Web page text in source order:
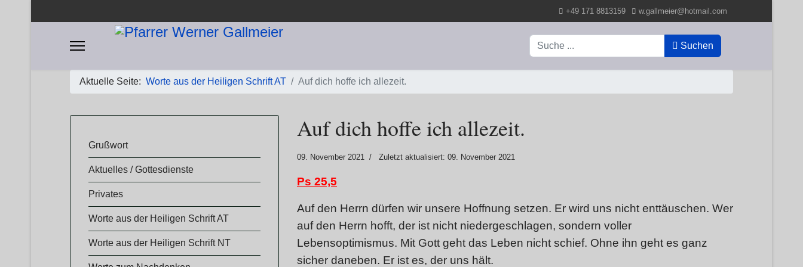
+49 171 8813159 w.gallmeier@hotmail.com
Suchen Suchen
Aktuelle Seite: Worte aus der Heiligen Schrift AT Auf dich hoffe ich allezeit.
​​Grußwort
Aktuelles / Gottesdienste
Privates
Worte aus der Heiligen Schrift AT
Worte aus der Heiligen Schrift NT
Auf dich hoffe ich allezeit.
09. November 2021 Zuletzt aktualisiert: 09. November 2021
Ps 25,5
Auf den Herrn dürfen wir unsere Hoffnung setzen. Er wird uns nicht enttäuschen. Wer
auf den Herrn hofft, der ist nicht niedergeschlagen, sondern voller
Lebensoptimismus. Mit Gott geht das Leben nicht schief. Ohne ihn geht es ganz
sicher daneben. Er ist es, der uns hält.